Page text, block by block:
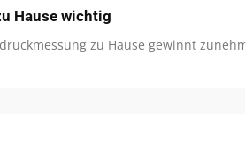
Hause wichtig
zu Hause gewinnt